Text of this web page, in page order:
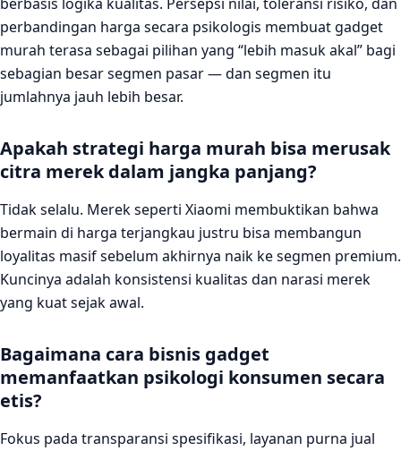
perbandingan harga secara psikologis membuat gadget
murah terasa sebagai pilihan yang “lebih masuk akal” bagi
sebagian besar segmen pasar — dan segmen itu
jumlahnya jauh lebih besar.
Apakah strategi harga murah bisa merusak
citra merek dalam jangka panjang?
Tidak selalu. Merek seperti Xiaomi membuktikan bahwa
bermain di harga terjangkau justru bisa membangun
loyalitas masif sebelum akhirnya naik ke segmen premium.
Kuncinya adalah konsistensi kualitas dan narasi merek
yang kuat sejak awal.
Bagaimana cara bisnis gadget
memanfaatkan psikologi konsumen secara
etis?
Fokus pada transparansi spesifikasi, layanan purna jual